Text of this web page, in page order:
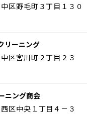
区野毛町３丁目１３０
リーニング
区宮川町２丁目２３
ニング商会
区中央１丁目４－３